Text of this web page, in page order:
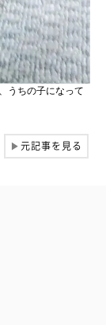
うちの子になって
▶元記事を見る